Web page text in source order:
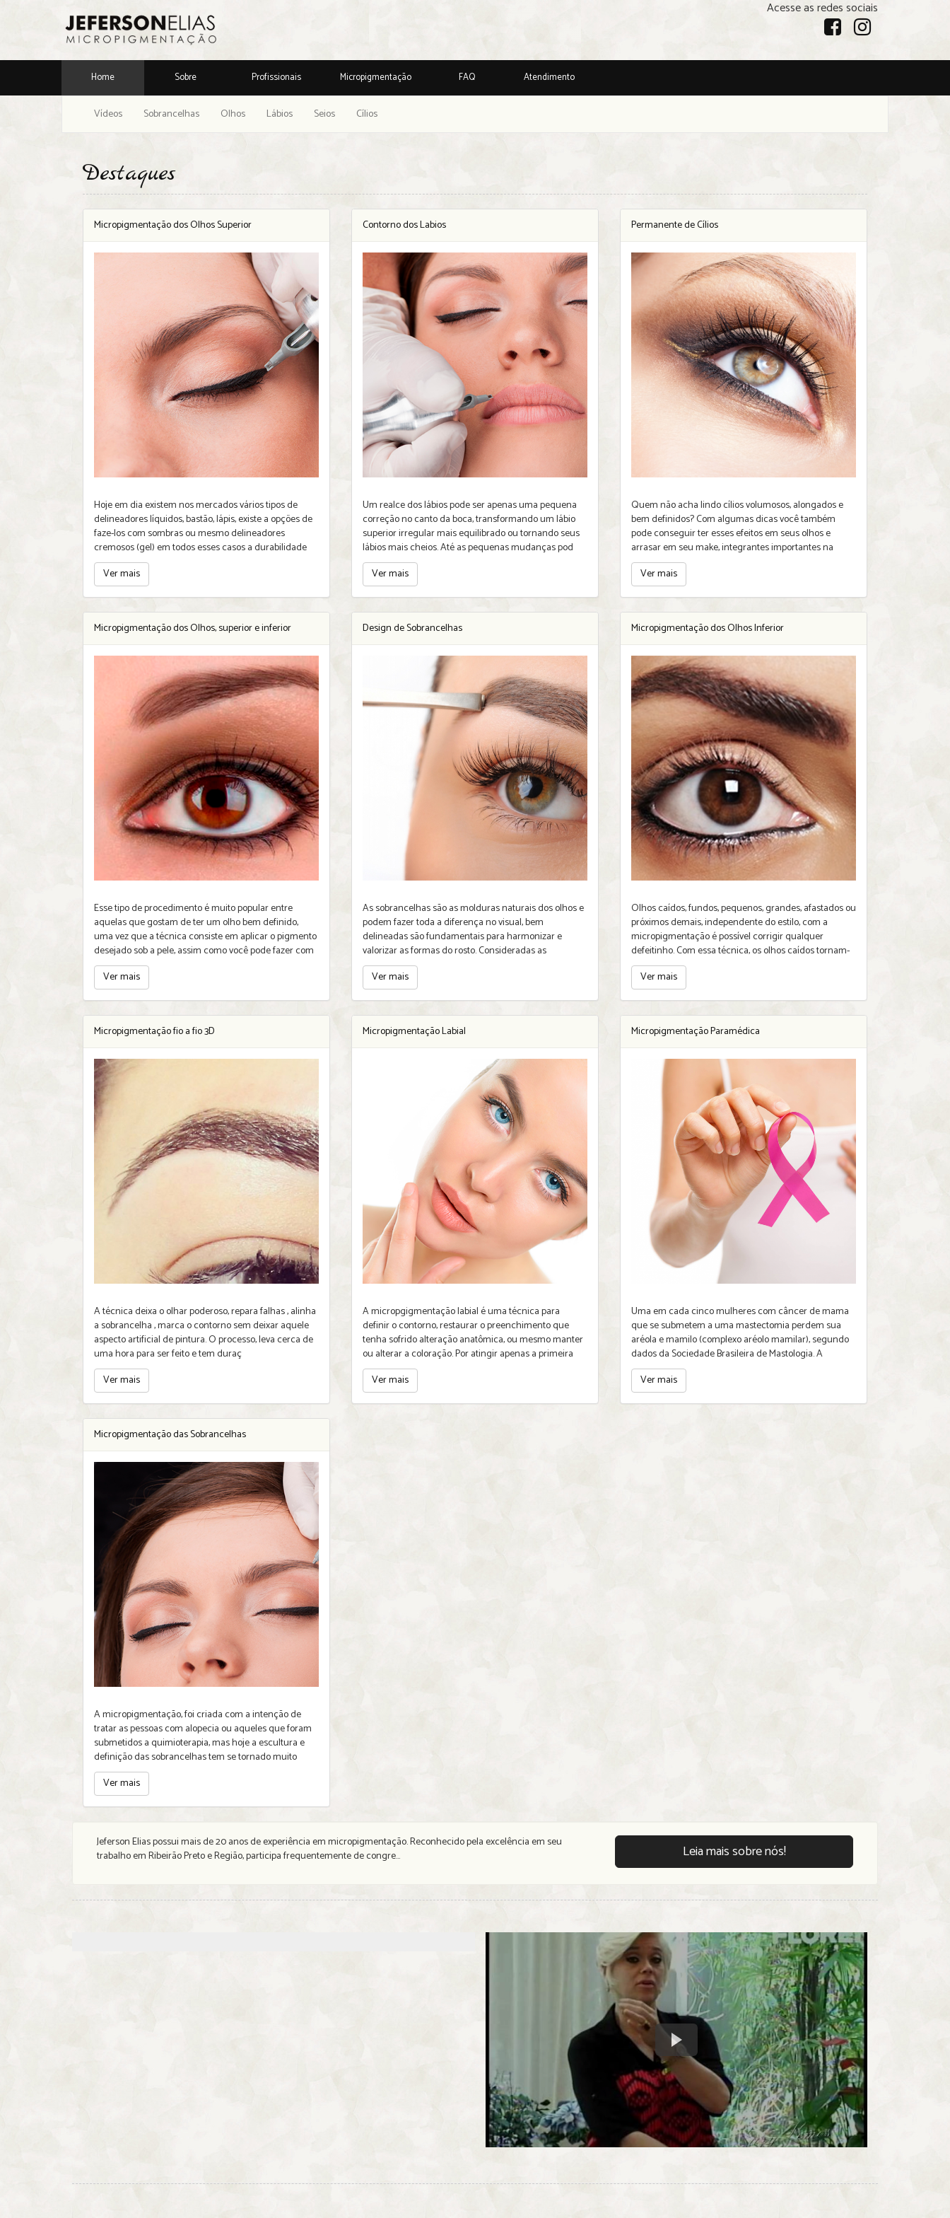
Acesse as redes sociais
Home Sobre Profissionais Micropigmentação FAQ Atendimento
Vídeos Sobrancelhas Olhos Lábios Seios Cílios
Destaques
Micropigmentação dos Olhos Superior
Hoje em dia existem nos mercados vários tipos de
delineadores líquidos, bastão, lápis, existe a opções de
faze-los com sombras ou mesmo delineadores
cremosos (gel) em todos esses casos a durabilidade
Ver mais
Contorno dos Labios
Um realce dos lábios pode ser apenas uma pequena
correção no canto da boca, transformando um lábio
superior irregular mais equilibrado ou tornando seus
lábios mais cheios. Até as pequenas mudanças pod
Ver mais
Permanente de Cílios
Quem não acha lindo cílios volumosos, alongados e
bem definidos? Com algumas dicas você também
pode conseguir ter esses efeitos em seus olhos e
arrasar em seu make, integrantes importantes na
expressã
Ver mais
Micropigmentação dos Olhos, superior e inferior
Esse tipo de procedimento é muito popular entre
aquelas que gostam de ter um olho bem definido,
uma vez que a técnica consiste em aplicar o pigmento
desejado sob a pele, assim como você pode fazer com
Ver mais
Design de Sobrancelhas
As sobrancelhas são as molduras naturais dos olhos e
podem fazer toda a diferença no visual, bem
delineadas são fundamentais para harmonizar e
valorizar as formas do rosto. Consideradas as
"molduras d
Ver mais
Micropigmentação dos Olhos Inferior
Olhos caídos, fundos, pequenos, grandes, afastados ou
próximos demais, independente do estilo, com a
micropigmentação é possível corrigir qualquer
defeitinho. Com essa técnica, os olhos caídos tornam-
Ver mais
Micropigmentação fio a fio 3D
A técnica deixa o olhar poderoso, repara falhas , alinha
a sobrancelha , marca o contorno sem deixar aquele
aspecto artificial de pintura. O processo, leva cerca de
uma hora para ser feito e tem duraç
Ver mais
Micropigmentação Labial
A micropgigmentação labial é uma técnica para
definir o contorno, restaurar o preenchimento que
tenha sofrido alteração anatômica, ou mesmo manter
ou alterar a coloração. Por atingir apenas a primeira
Ver mais
Micropigmentação Paramédica
Uma em cada cinco mulheres com câncer de mama
que se submetem a uma mastectomia perdem sua
aréola e mamilo (complexo aréolo mamilar), segundo
dados da Sociedade Brasileira de Mastologia. A
restauração
Ver mais
Micropigmentação das Sobrancelhas
A micropigmentação, foi criada com a intenção de
tratar as pessoas com alopecia ou aqueles que foram
submetidos a quimioterapia, mas hoje a escultura e
definição das sobrancelhas tem se tornado muito
Ver mais
Jeferson Elias possui mais de 20 anos de experiência em micropigmentação. Reconhecido pela excelência em seu
trabalho em Ribeirão Preto e Região, participa frequentemente de congre...
Leia mais sobre nós!